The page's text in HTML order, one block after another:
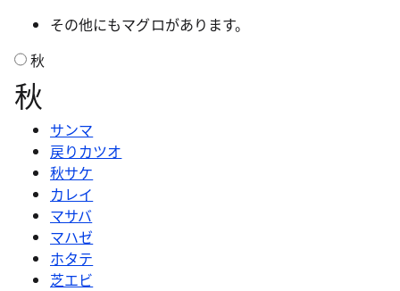
その他にもマグロがあります。
秋
秋
サンマ
戻りカツオ
秋サケ
カレイ
マサバ
マハゼ
ホタテ
芝エビ